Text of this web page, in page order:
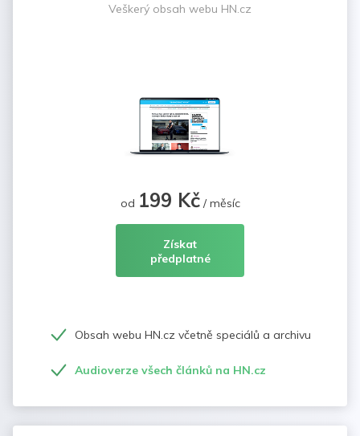
Veškerý obsah webu HN.cz
od 199 Kč/ měsíc
Získat
předplatné
Obsah webu HN.cz včetně speciálů a archivu
Audioverze všech článků na HN.cz